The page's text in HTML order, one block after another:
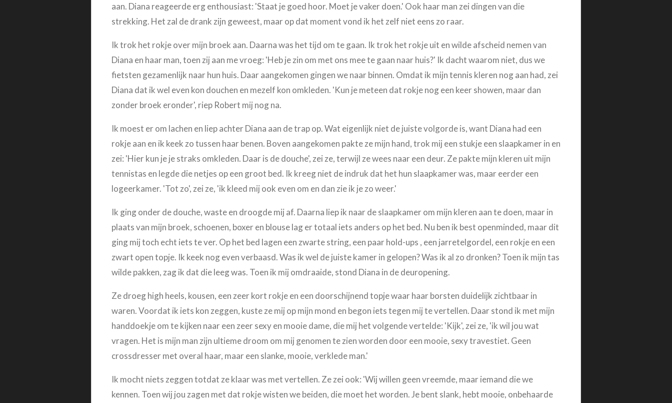
aan. Diana reageerde erg enthousiast: 'Staat je goed hoor. Moet je vaker doen.' Ook haar man zei dingen van die
strekking. Het zal de drank zijn geweest, maar op dat moment vond ik het zelf niet eens zo raar.
Ik trok het rokje over mijn broek aan. Daarna was het tijd om te gaan. Ik trok het rokje uit en wilde afscheid nemen van
Diana en haar man, toen zij aan me vroeg: 'Heb je zin om met ons mee te gaan naar huis?' Ik dacht waarom niet, dus we
fietsten gezamenlijk naar hun huis. Daar aangekomen gingen we naar binnen. Omdat ik mijn tennis kleren nog aan had, zei
Diana dat ik wel even kon douchen en mezelf kon omkleden. 'Kun je meteen dat rokje nog een keer showen, maar dan
zonder broek eronder', riep Robert mij nog na.
Ik moest er om lachen en liep achter Diana aan de trap op. Wat eigenlijk niet de juiste volgorde is, want Diana had een
rokje aan en ik keek zo tussen haar benen. Boven aangekomen pakte ze mijn hand, trok mij een stukje een slaapkamer in en
zei: 'Hier kun je je straks omkleden. Daar is de douche', zei ze, terwijl ze wees naar een deur. Ze pakte mijn kleren uit mijn
tennistas en legde die netjes op een groot bed. Ik kreeg niet de indruk dat het hun slaapkamer was, maar eerder een
logeerkamer. 'Tot zo', zei ze, 'ik kleed mij ook even om en dan zie ik je zo weer.'
Ik ging onder de douche, waste en droogde mij af. Daarna liep ik naar de slaapkamer om mijn kleren aan te doen, maar in
plaats van mijn broek, schoenen, boxer en blouse lag er totaal iets anders op het bed. Nu ben ik best openminded, maar dit
ging mij toch echt iets te ver. Op het bed lagen een zwarte string, een paar hold-ups , een jarretelgordel, een rokje en een
zwart open topje. Ik keek nog even verbaasd. Was ik wel de juiste kamer in gelopen? Was ik al zo dronken? Toen ik mijn tas
wilde pakken, zag ik dat die leeg was. Toen ik mij omdraaide, stond Diana in de deuropening.
Ze droeg high heels, kousen, een zeer kort rokje en een doorschijnend topje waar haar borsten duidelijk zichtbaar in
waren. Voordat ik iets kon zeggen, kuste ze mij op mijn mond en begon iets tegen mij te vertellen. Daar stond ik met mijn
handdoekje om te kijken naar een zeer sexy en mooie dame, die mij het volgende vertelde: 'Kijk', zei ze, 'ik wil jou wat
vragen. Het is mijn man zijn ultieme droom om mij genomen te zien worden door een mooie, sexy travestiet. Geen
crossdresser met overal haar, maar een slanke, mooie, verklede man.'
Ik mocht niets zeggen totdat ze klaar was met vertellen. Ze zei ook: 'Wij willen geen vreemde, maar iemand die we
kennen. Toen wij jou zagen met dat rokje wisten we beiden, die moet het worden. Je bent slank, hebt mooie, onbehaarde